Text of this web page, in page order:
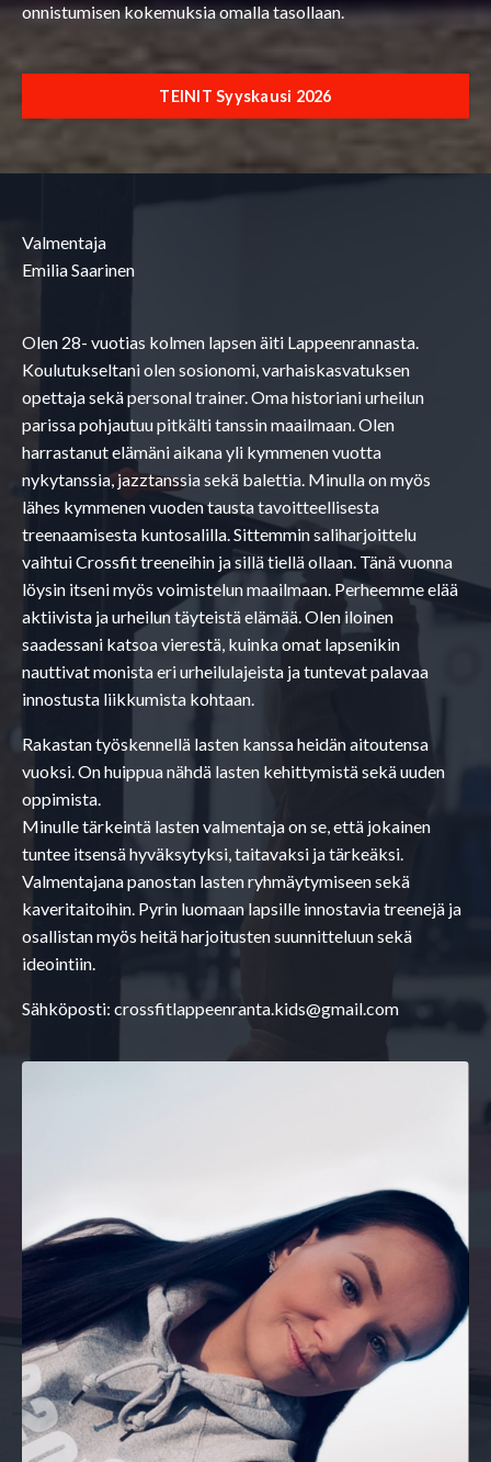
onnistumisen kokemuksia omalla tasollaan.
TEINIT Syyskausi 2026
Valmentaja
Emilia Saarinen
Olen 28- vuotias kolmen lapsen äiti Lappeenrannasta.
Koulutukseltani olen sosionomi, varhaiskasvatuksen
opettaja sekä personal trainer. Oma historiani urheilun
parissa pohjautuu pitkälti tanssin maailmaan. Olen
harrastanut elämäni aikana yli kymmenen vuotta
nykytanssia, jazztanssia sekä balettia. Minulla on myös
lähes kymmenen vuoden tausta tavoitteellisesta
treenaamisesta kuntosalilla. Sittemmin saliharjoittelu
vaihtui Crossfit treeneihin ja sillä tiellä ollaan. Tänä vuonna
löysin itseni myös voimistelun maailmaan. Perheemme elää
aktiivista ja urheilun täyteistä elämää. Olen iloinen
saadessani katsoa vierestä, kuinka omat lapsenikin
nauttivat monista eri urheilulajeista ja tuntevat palavaa
innostusta liikkumista kohtaan.
Rakastan työskennellä lasten kanssa heidän aitoutensa
vuoksi. On huippua nähdä lasten kehittymistä sekä uuden
oppimista.
Minulle tärkeintä lasten valmentaja on se, että jokainen
tuntee itsensä hyväksytyksi, taitavaksi ja tärkeäksi.
Valmentajana panostan lasten ryhmäytymiseen sekä
kaveritaitoihin. Pyrin luomaan lapsille innostavia treenejä ja
osallistan myös heitä harjoitusten suunnitteluun sekä
ideointiin.
Sähköposti: crossfitlappeenranta.kids@gmail.com